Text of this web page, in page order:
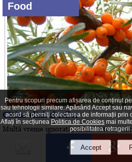
Food
Cătina-elixirul zeilor
Multă vreme ignorată, cătina este
MENIUL de REVELION
Pentru scopuri precum afișarea de conținut
sau tehnologii similare. Apăsând Accept sau
acord să permiți colectarea de informații prin
Aflați în secțiunea Politica de Cookies mai
posibilitatea retragerii